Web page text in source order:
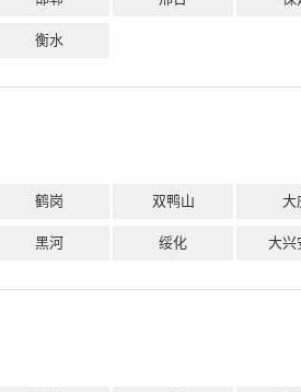
衡水
鹤岗 双鸭山 大
黑河 绥化 大兴